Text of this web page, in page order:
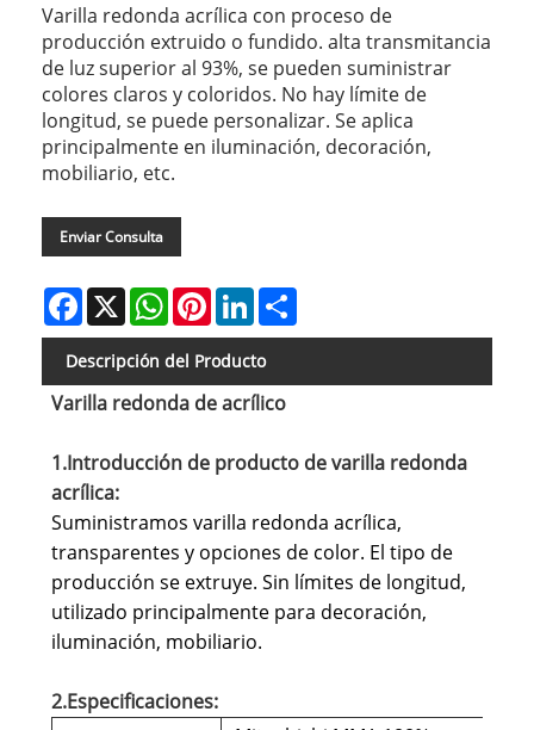
Varilla redonda acrílica con proceso de
producción extruido o fundido. alta transmitancia
de luz superior al 93%, se pueden suministrar
colores claros y coloridos. No hay límite de
longitud, se puede personalizar. Se aplica
principalmente en iluminación, decoración,
mobiliario, etc.
Enviar Consulta
Facebook
X WhatsAppPinterestLinkedIn
Descripción del Producto
Varilla redonda de acrílico
1.Introducción de producto de varilla redonda
acrílica:
Suministramos varilla redonda acrílica,
transparentes y opciones de color. El tipo de
producción se extruye. Sin límites de longitud,
utilizado principalmente para decoración,
iluminación, mobiliario.
2.Especificaciones: